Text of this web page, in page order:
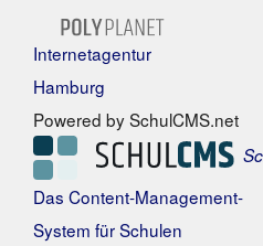
Internetagentur
Hamburg
Powered by SchulCMS.net
Das Content-Management-
System für Schulen